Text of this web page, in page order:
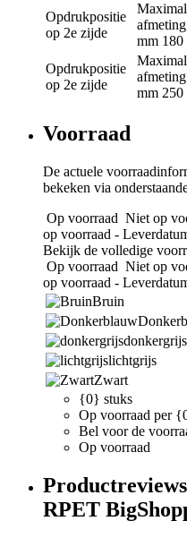
Opdrukpositie
op 2e zijde
mm 180
Opdrukpositie
op 2e zijde
mm 250
Voorraad
De actuele
bekeken via
Op voorraad Niet op
op voorraad -
Bekijk de volledige
Op voorraad Niet op
op voorraad -
Bruin
donkergrijs
lichtgrijs
Zwart
{0} stuks
Op voorraad per
Bel voor de
Op voorraad
RPET